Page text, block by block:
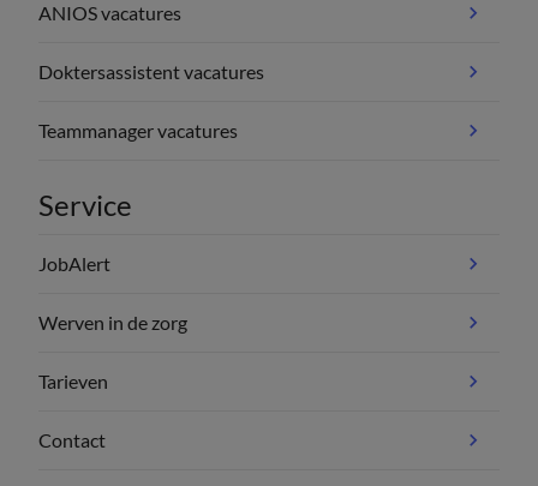
ANIOS vacatures
Doktersassistent vacatures
Teammanager vacatures
Service
JobAlert
Werven in de zorg
Tarieven
Contact